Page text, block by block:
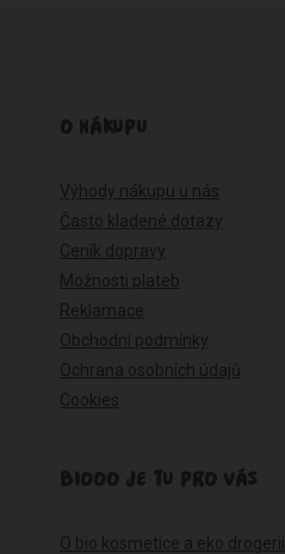
O NÁKUPU
Výhody nákupu u nás
Často kladené dotazy
Ceník dopravy
Možnosti plateb
Reklamace
Obchodní podmínky
Ochrana osobních údajů
Cookies
BIOOO JE TU PRO VÁS
O bio kosmetice a eko drogerii